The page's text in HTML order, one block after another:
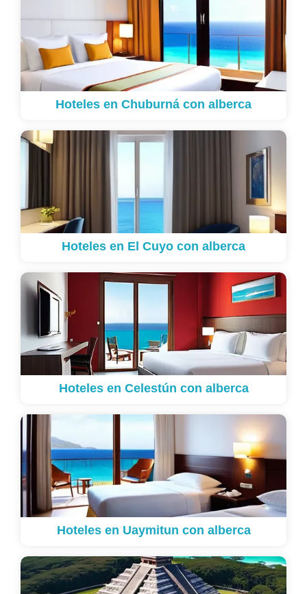
Hoteles en Chuburná con alberca
Hoteles en El Cuyo con alberca
Hoteles en Celestún con alberca
Hoteles en Uaymitun con alberca